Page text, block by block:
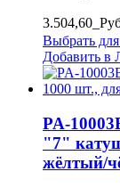
Выбрать
Добавить в
PA-
"7"
жёлтый/